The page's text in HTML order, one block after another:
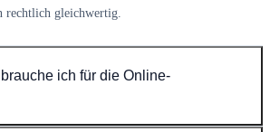
rechtlich gleichwertig.
ich für die Online-